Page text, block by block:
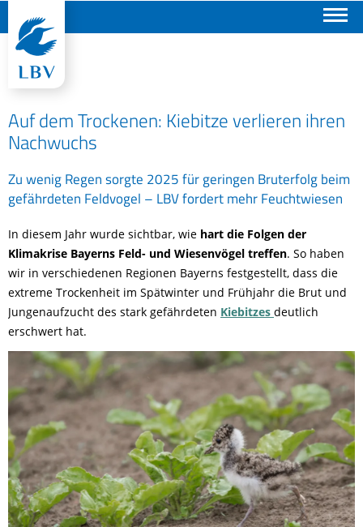
Auf dem Trockenen: Kiebitze verlieren ihren
Nachwuchs
Zu wenig Regen sorgte 2025 für geringen Bruterfolg beim
gefährdeten Feldvogel – LBV fordert mehr Feuchtwiesen
In diesem Jahr wurde sichtbar, wie hart die Folgen der
Klimakrise Bayerns Feld- und Wiesenvögel treffen. So haben
wir in verschiedenen Regionen Bayerns festgestellt, dass die
extreme Trockenheit im Spätwinter und Frühjahr die Brut und
Jungenaufzucht des stark gefährdeten Kiebitzes deutlich
erschwert hat.